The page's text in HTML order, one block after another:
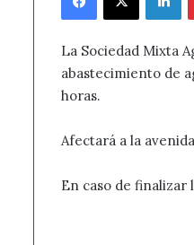
La Sociedad Mixta
abastecimiento de
horas.
Afectará a la
En caso de